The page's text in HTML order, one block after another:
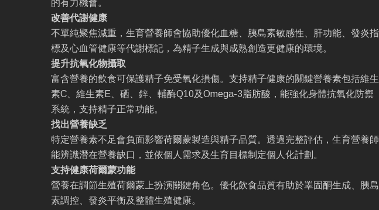
的有力機會。
改善代謝健康
不單純聚焦減重，生育營養師會協助優化血糖、胰島素敏感性、肝功能、發炎指
標及心血管健康等代謝標記，為精子生成與成熟創造更健康的環境。
提升抗氧化物攝取
富含營養的飲食可保護精子免受氧化損傷。支持精子健康的關鍵營養素包括維生
素C、維生素E、硒、鋅、輔酶Q10及Omega-3脂肪酸，能強化身體抗氧化防禦
系統，支持精子正常功能。
找出營養缺乏
特定營養素不足會負面影響荷爾蒙製造與精子品質。透過完整評估，生育營養師
能辨識潛在營養缺口，並依個人需求及生育目標制定個人化計劃。
支持健康荷爾蒙功能
營養在調節生殖荷爾蒙上扮演關鍵角色。優化飲食品質有助於睪固酮生成、胰島
素調控、發炎平衡及整體生殖健康。